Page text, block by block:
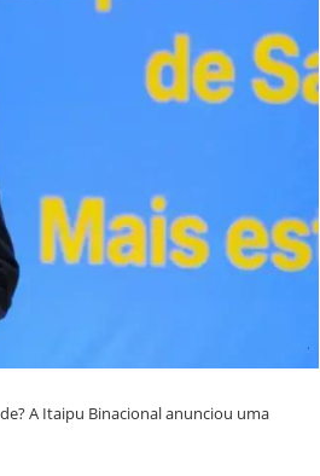
A Itaipu Binacional anunciou uma